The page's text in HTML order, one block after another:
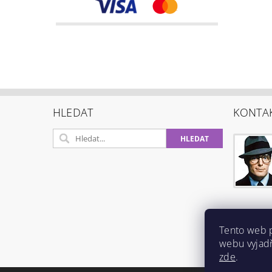
HLEDAT
Tento web
webu
zde.